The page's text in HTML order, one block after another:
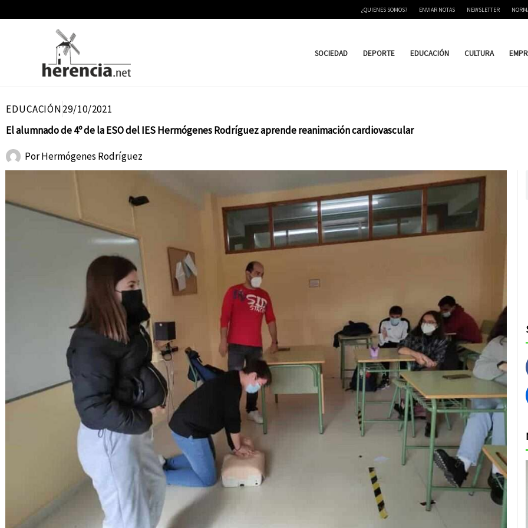
¿QUIENES SOMOS? ENVIAR NOTAS NEWSLETTER
SOCIEDAD DEPORTE EDUCACIÓN CULTURA
EDUCACIÓN29/10/2021
El alumnado de 4º de la ESO del IES Hermógenes Rodríguez aprende reanimación cardiovascular
PorHermógenes Rodríguez